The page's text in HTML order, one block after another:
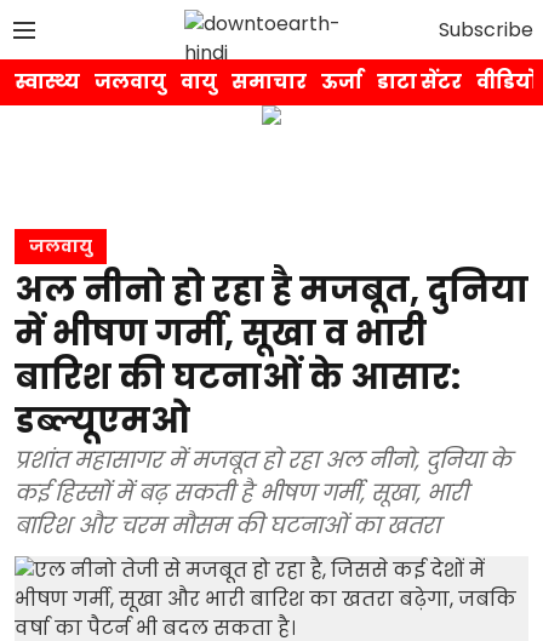
Subscribe
स्वास्थ्य जलवायु वायु समाचार ऊर्जा डाटा सेंटर वीडियो
जलवायु
अल नीनो हो रहा है मजबूत, दुनिया
में भीषण गर्मी, सूखा व भारी
बारिश की घटनाओं के आसार:
डब्ल्यूएमओ
प्रशांत महासागर में मजबूत हो रहा अल नीनो, दुनिया के
कई हिस्सों में बढ़ सकती है भीषण गर्मी, सूखा, भारी
बारिश और चरम मौसम की घटनाओं का खतरा